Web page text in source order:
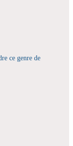
ce genre de